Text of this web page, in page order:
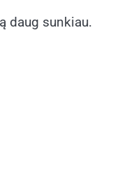
daug sunkiau.